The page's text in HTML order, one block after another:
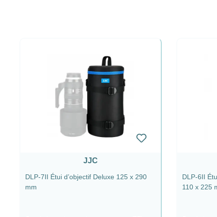
JJC
DLP-7II Étui d’objectif Deluxe 125 x 290
mm
DLP-6II
110 x 225